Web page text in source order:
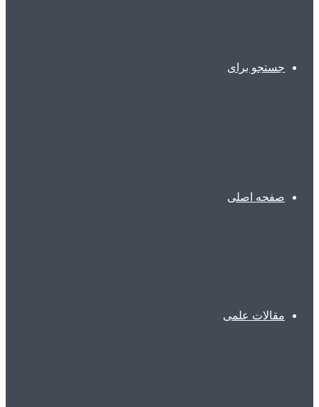
جستجو برای
صفحه اصلی
مقالات علمی